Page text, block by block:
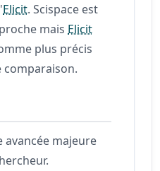
Elicit. Scispace est
mais Elicit
plus précis
comparaison.
avancée majeure